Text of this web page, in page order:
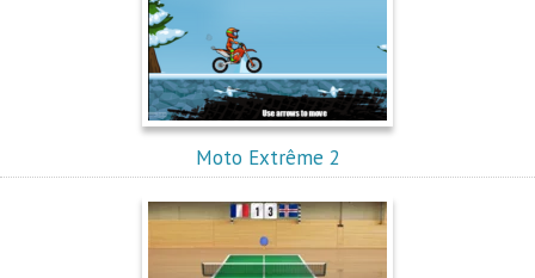
Moto Extrême 2